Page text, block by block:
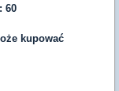
60
kupować